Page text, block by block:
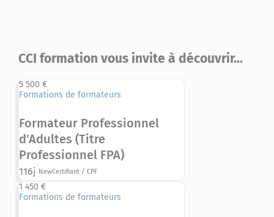
CCI formation vous invite à découvrir...
5 500 €
Formations de formateurs
Formateur Professionnel
d'Adultes (Titre
Professionnel FPA)
116j NewCertifiant / CPF
1 450 €
Formations de formateurs